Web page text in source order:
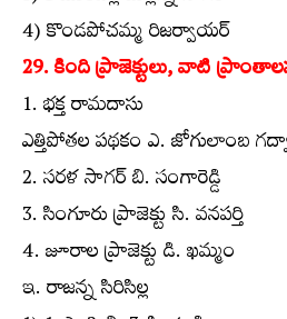
4) కొండపోచమ్మ రిజర్వాయర్‌
29. కింది ప్రాజెక్టులు, వాటి
1. భక్త రామదాసు
ఎత్తిపోతల పథకం ఎ. జోగులాంబ
2. సరళ సాగర్‌ బి. సంగారెడ్డి
3. సింగూరు ప్రాజెక్టు సి. వనపర్తి
4. జూరాల ప్రాజెక్టు డి. ఖమ్మం
ఇ. రాజన్న సిరిసిల్ల